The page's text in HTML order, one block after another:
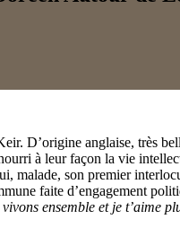
D’origine anglaise, très
à leur façon la vie
malade, son premier
faite d’engagement
ensemble et je t’aime